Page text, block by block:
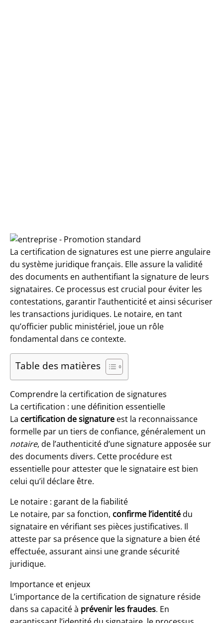
La certification de signatures est une pierre angulaire
du système juridique français. Elle assure la validité
des documents en authentifiant la signature de leurs
signataires. Ce processus est crucial pour éviter les
contestations, garantir l’authenticité et ainsi sécuriser
les transactions juridiques. Le notaire, en tant
qu’officier public ministériel, joue un rôle
fondamental dans ce contexte.
Table des matières
Comprendre la certification de signatures
La certification : une définition essentielle
La certification de signature est la reconnaissance
formelle par un tiers de confiance, généralement un
notaire, de l’authenticité d’une signature apposée sur
des documents divers. Cette procédure est
essentielle pour attester que le signataire est bien
celui qu’il déclare être.
Le notaire : garant de la fiabilité
Le notaire, par sa fonction, confirme l’identitédu
signataire en vérifiant ses pièces justificatives. Il
atteste par sa présence que la signature a bien été
effectuée, assurant ainsi une grande sécurité
juridique.
Importance et enjeux
L’importance de la certification de signature réside
dans sa capacité à prévenir les fraudes. En